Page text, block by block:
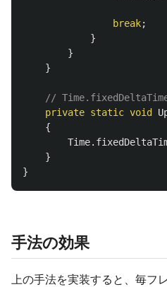
break;
}
}
}
// Time.fixedDeltaTime
private static void
{
Time.
}
}
手法の効果
上の手法を実装すると、毎